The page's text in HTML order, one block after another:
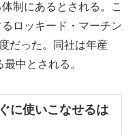
制にあるとされる。こ
ロッキード・マーチン
だった。同社は年産
中とされる。
に使いこなせるは